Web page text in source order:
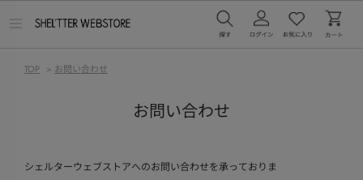
TOP > お問い合わせ
お問い合わせ
シェルターウェブストアへのお問い合わせを承っておりま